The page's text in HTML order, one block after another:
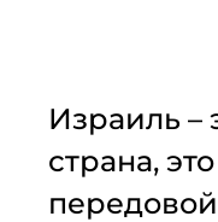
Израиль –
страна,